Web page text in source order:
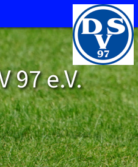
97 e.V.